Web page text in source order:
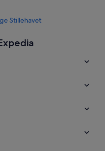
Stillehavet